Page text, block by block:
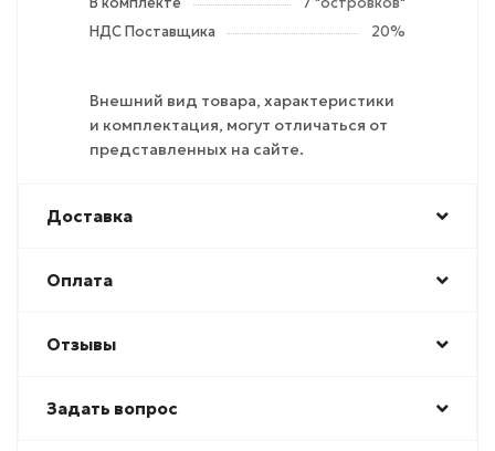
НДС Поставщика
20%
Внешний вид товара, характеристики
и комплектация, могут отличаться от
представленных на сайте.
Доставка
Оплата
Отзывы
Задать вопрос